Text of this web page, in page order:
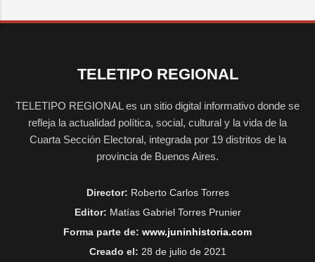
TELETIPO REGIONAL
TELETIPO REGIONAL es un sitio digital informativo donde se
refleja la actualidad política, social, cultural y la vida de la
Cuarta Sección Electoral, integrada por 19 distritos de la
provincia de Buenos Aires.
Director: Roberto Carlos Torres
Editor: Matías Gabriel Torres Prunier
Forma parte de: www.juninhistoria.com
Creado el: 28 de julio de 2021